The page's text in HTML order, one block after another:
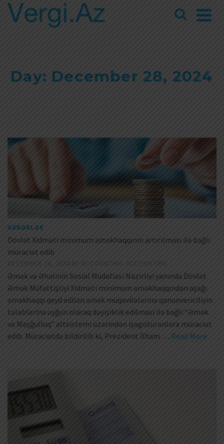
Day: December 28, 2024
XƏBƏRLƏR
Dövlət Xidməti minimum əməkhaqqının artırılması ilə bağlı
müraciət edib
DECEMBER 28, 2024 BY ACCOUNTING ACCOUNTING
Əmək və Əhalinin Sosial Müdafiəsi Nazirliyi yanında Dövlət
Əmək Müfəttişliyi Xidməti minimum əməkhaqqından aşağı
əməkhaqqı qeyd edilən əmək müqavilələrinə qanunvericiliyin
tələblərinə uyğun olaraq dəyişiklik edilməsi ilə bağlı “Əmək
və Məşğulluq” altsistemi üzərindən işəgötürənlərə müraciət
edib. Müraciətdə bildirilib ki, Prezident İlham … Read More